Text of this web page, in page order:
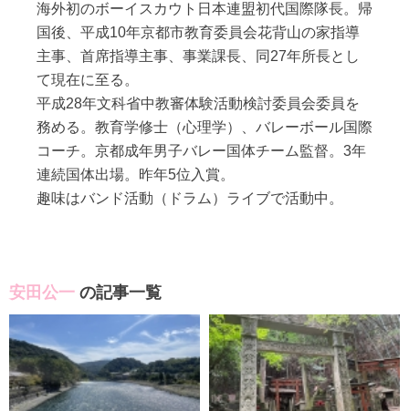
海外初のボーイスカウト日本連盟初代国際隊長。帰
国後、平成10年京都市教育委員会花背山の家指導
主事、首席指導主事、事業課長、同27年所長とし
て現在に至る。
平成28年文科省中教審体験活動検討委員会委員を
務める。教育学修士（心理学）、バレーボール国際
コーチ。京都成年男子バレー国体チーム監督。3年
連続国体出場。昨年5位入賞。
趣味はバンド活動（ドラム）ライブで活動中。
安田公一 の記事一覧